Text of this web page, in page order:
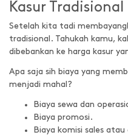
Kasur Tradisional
Setelah kita tadi
tradisional. Tahukah kamu,
dibebankan ke harga kasur
Apa saja sih biaya yang
menjadi mahal?
Biaya sewa dan
Biaya promosi.
Biaya komisi sales